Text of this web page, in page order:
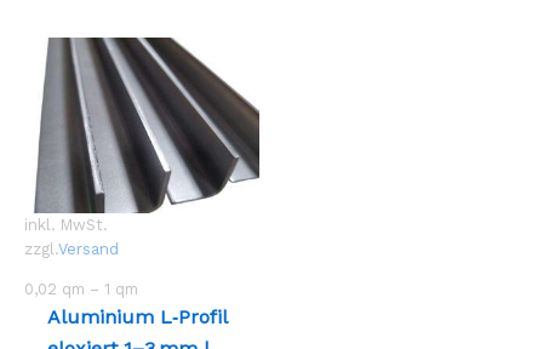
inkl. MwSt.
zzgl.Versand
0,02 qm – 1 qm
Aluminium L‑Profil